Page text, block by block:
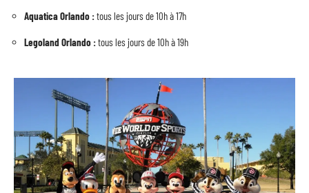
Aquatica Orlando :tous les jours de 10h à 17h
Legoland Orlando :tous les jours de 10h à 19h